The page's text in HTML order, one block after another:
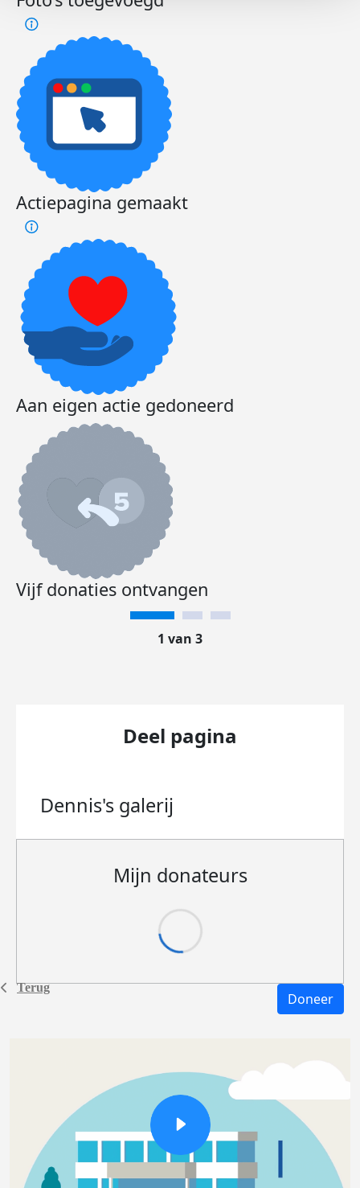
Terug
Actiepagina gemaakt
Aan eigen actie gedoneerd
Vijf donaties ontvangen
1 van 3
Deel pagina
Dennis's galerij
Mijn donateurs
Doneer